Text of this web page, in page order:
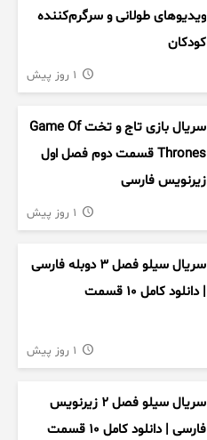
ویدیوهای طولانی و سرگرم‌کننده
کودکان
سریال بازی تاج و تخت Game Of
Thrones قسمت دوم فصل اول
زیرنویس فارسی
سریال سیلو فصل ۳ دوبله فارسی
| دانلود کامل ۱۰ قسمت
سریال سیلو فصل ۲ زیرنویس
فارسی | دانلود کامل ۱۰ قسمت